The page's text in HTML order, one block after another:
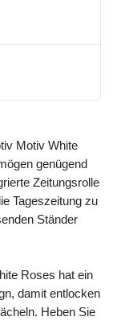
Motiv White
genügend
Zeitungsrolle
Tageszeitung zu
Ständer
Roses hat ein
damit entlocken
Heben Sie